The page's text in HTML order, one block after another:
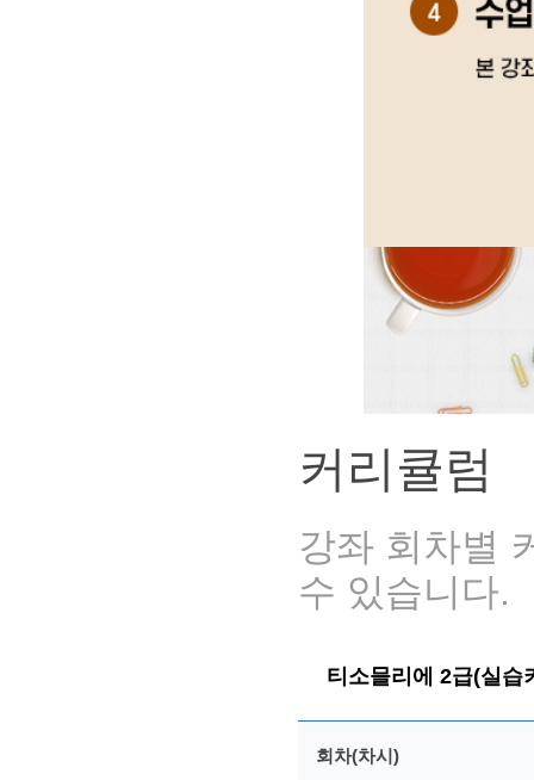
커리큘럼
강좌 회차별
수 있습니다.
티소믈리에 2급(실습
회차(차시)